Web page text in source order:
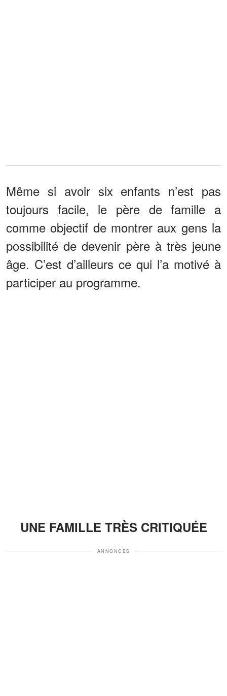
Même si avoir six enfants n’est pas
toujours facile, le père de famille a
comme objectif de montrer aux gens la
possibilité de devenir père à très jeune
âge. C’est d’ailleurs ce qui l’a motivé à
participer au programme.
UNE FAMILLE TRÈS CRITIQUÉE
ANNONCES